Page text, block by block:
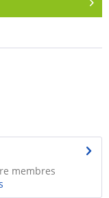
membres